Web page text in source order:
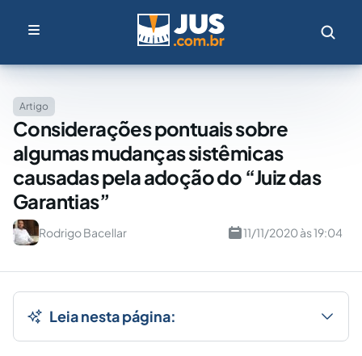
Artigo
Considerações pontuais sobre
algumas mudanças sistêmicas
causadas pela adoção do “Juiz das
Garantias”
Rodrigo Bacellar 11/11/2020 às 19:04
Leia nesta página: